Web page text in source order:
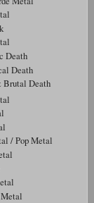
Death
Death
Brutal Death
/ Pop Metal